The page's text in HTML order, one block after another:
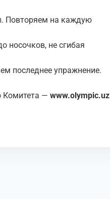
Повторяем на каждую
носочков, не сгибая
последнее упражнение.
Комитета — www.olympic.uz